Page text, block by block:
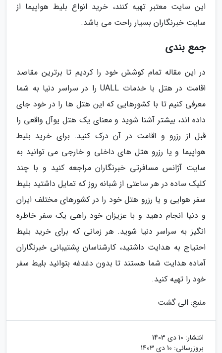
این سایت معتبر تهیه کنند، خرید انواع بلیط هواپیما از
سایت خبرنگاران بسیار راحت می باشد.
جمع بندی
در این مقاله تمام کوشش خود را کردیم تا برترین مقاصد
اقامت در هتل با خدمات UALL را در سراسر دنیا به شما
معرفی کنیم تا با کشورهایی که این هتل ها را در خود جای
داده اند، بیشتر آشنا شوید و معنای یک هتل یوآل واقعی را
قبل از رزرو و اقامت در آن درک کنید. برای خرید بلیط
هواپیما و یا رزرو هتل های داخلی و خارجی می توانید به
سایت آژانس مسافرتی خبرنگاران مراجعه کنید و با چند
کلیک ساده در هر ساعتی از شبانه روز که تمایل داشتید بلیط
سفر هوایی و یا رزرو هتل خود را در کشورهای مختلف ایران
و دنیا انجام دهید و با عزیزان خود راهی یک سفر خاطره
انگیز به سراسر دنیا شوید. هر زمانی که برای خرید بلیط
احتیاج به هدایت داشتید، کارشناسان پشتیبانی خبرنگاران
آماده هدایت شما هستند تا بدون دغدغه بتوانید بلیط سفر
خود را تهیه کنید.
منبع: الی گشت
انتشار: 10 دی 1403
بروزرسانی: 10 دی 1403